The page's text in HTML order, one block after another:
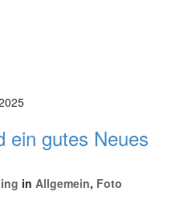
ein gutes Neues
in Allgemein, Foto